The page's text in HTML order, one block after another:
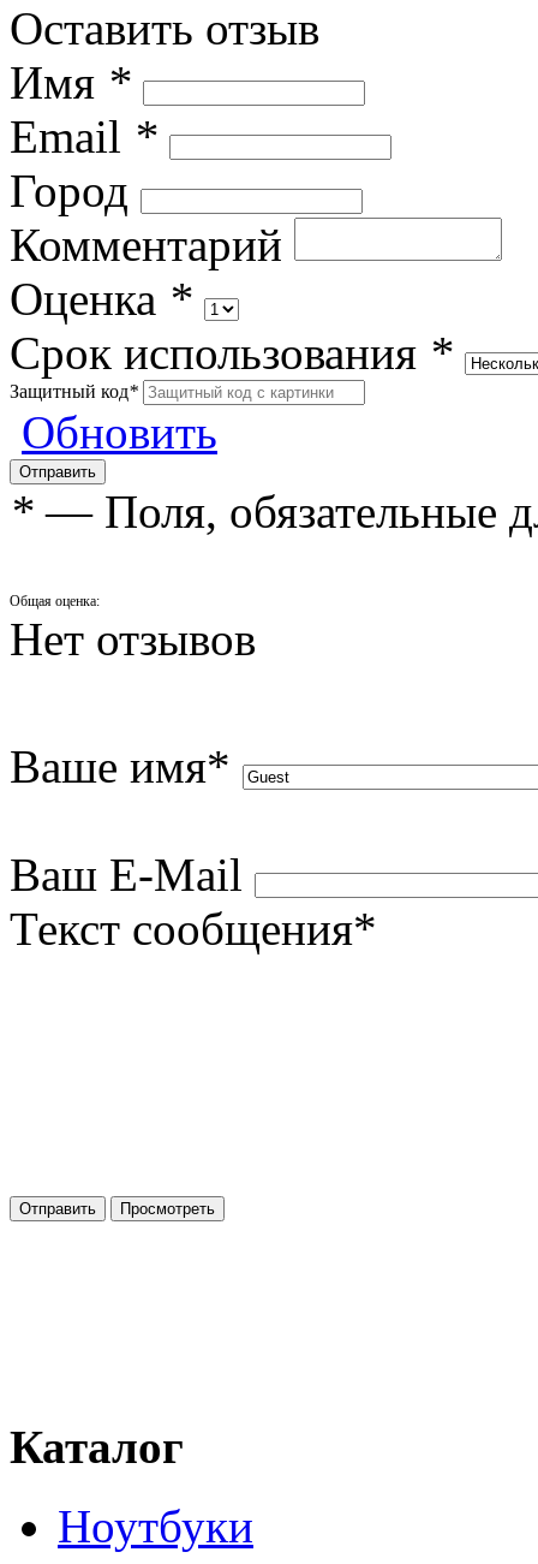
Оставить отзыв
Имя *
Email *
Город
Комментарий
Оценка *
Срок использования *
Защитный код*
Обновить
* — Поля, обязательные
Общая оценка:
Нет отзывов
Ваше имя*
Ваш E-Mail
Текст сообщения*
Каталог
Ноутбуки